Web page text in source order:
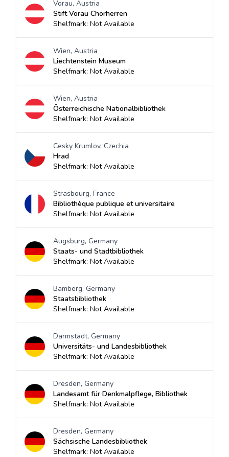
Vorau, Austria
Stift Vorau Chorherren
Shelfmark: Not Available
Wien, Austria
Liechtenstein Museum
Shelfmark: Not Available
Wien, Austria
Österreichische Nationalbibliothek
Shelfmark: Not Available
Cesky Krumlov, Czechia
Hrad
Shelfmark: Not Available
Strasbourg, France
Bibliothèque publique et universitaire
Shelfmark: Not Available
Augsburg, Germany
Staats- und Stadtbibliothek
Shelfmark: Not Available
Bamberg, Germany
Staatsbibliothek
Shelfmark: Not Available
Darmstadt, Germany
Universitäts- und Landesbibliothek
Shelfmark: Not Available
Dresden, Germany
Landesamt für Denkmalpflege, Bibliothek
Shelfmark: Not Available
Dresden, Germany
Sächsische Landesbibliothek
Shelfmark: Not Available